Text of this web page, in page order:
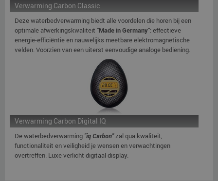
Verwarming Carbon Classic
Deze waterbedverwarming biedt alle voordelen die horen bij een
optimale afwerkingskwaliteit "Made in Germany": effectieve
energie-efficiëntie en nauwelijks meetbare elektromagnetische
velden. Voorzien van een uiterst eenvoudige analoge bediening.
Verwarming Carbon Digital IQ
De waterbedverwarming "iq Carbon"zal qua kwaliteit,
functionaliteit en veiligheid je wensen en verwachtingen
overtreffen. Luxe verlicht digitaal display.